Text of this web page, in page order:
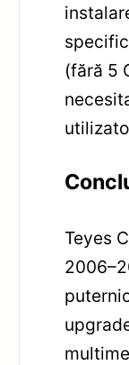
(fără 5
Teyes